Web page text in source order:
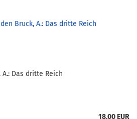
Das dritte Reich
18,00 EUR